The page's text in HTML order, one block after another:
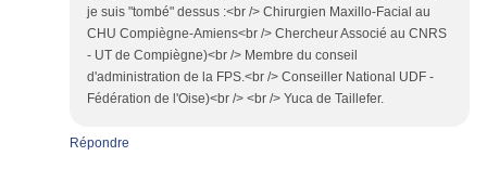
je suis "tombé" dessus :<br /> Chirurgien Maxillo-Facial au
CHU Compiègne-Amiens<br /> Chercheur Associé au CNRS
- UT de Compiègne)<br /> Membre du conseil
d'administration de la FPS.<br /> Conseiller National UDF -
Fédération de l'Oise)<br /> <br /> Yuca de Taillefer.
Répondre